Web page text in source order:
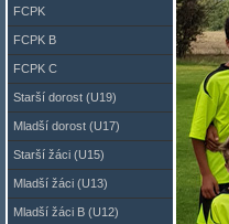
FCPK
FCPK B
FCPK C
Starší dorost (U19)
Mladší dorost (U17)
Starší žáci (U15)
Mladší žáci (U13)
Mladší žáci B (U12)